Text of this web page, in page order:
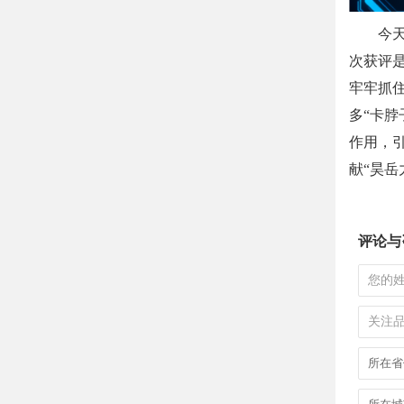
今
次获评
牢牢抓
多“卡脖
作用，
献“昊岳
评论